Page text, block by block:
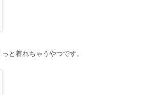
と着れちゃうやつです。